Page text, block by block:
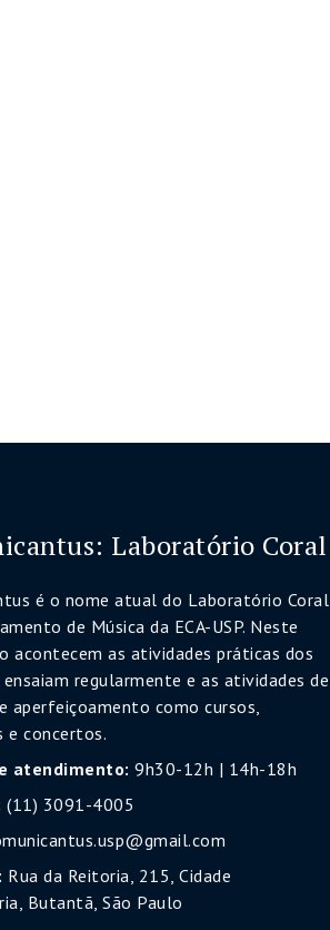
Laboratório Coral
é o nome atual do Laboratório Coral
de Música da ECA-USP. Neste
acontecem as atividades práticas dos
regularmente e as atividades de
aperfeiçoamento como cursos,
e concertos.
atendimento: 9h30-12h | 14h-18h
(11) 3091-4005
Rua da Reitoria, 215, Cidade
Butantã, São Paulo